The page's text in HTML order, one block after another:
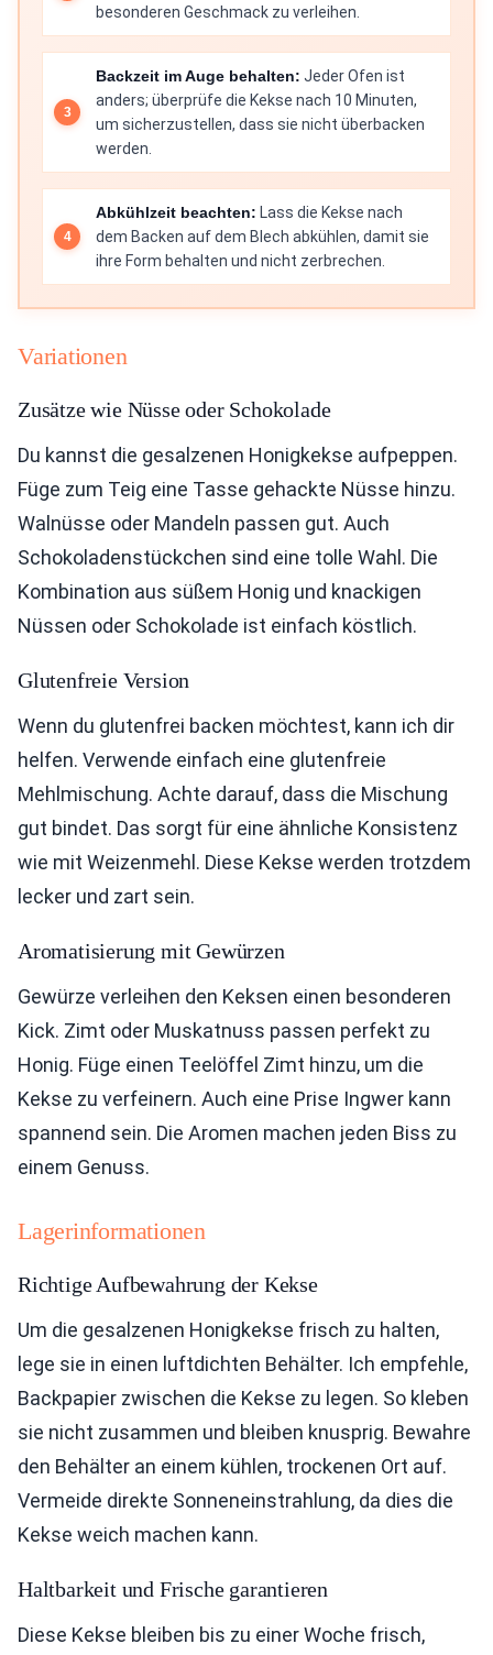
besonderen Geschmack zu verleihen.
Backzeit im Auge behalten: Jeder Ofen ist
anders; überprüfe die Kekse nach 10 Minuten,
um sicherzustellen, dass sie nicht überbacken
werden.
Abkühlzeit beachten: Lass die Kekse nach
dem Backen auf dem Blech abkühlen, damit sie
ihre Form behalten und nicht zerbrechen.
Variationen
Zusätze wie Nüsse oder Schokolade
Du kannst die gesalzenen Honigkekse aufpeppen.
Füge zum Teig eine Tasse gehackte Nüsse hinzu.
Walnüsse oder Mandeln passen gut. Auch
Schokoladenstückchen sind eine tolle Wahl. Die
Kombination aus süßem Honig und knackigen
Nüssen oder Schokolade ist einfach köstlich.
Glutenfreie Version
Wenn du glutenfrei backen möchtest, kann ich dir
helfen. Verwende einfach eine glutenfreie
Mehlmischung. Achte darauf, dass die Mischung
gut bindet. Das sorgt für eine ähnliche Konsistenz
wie mit Weizenmehl. Diese Kekse werden trotzdem
lecker und zart sein.
Aromatisierung mit Gewürzen
Gewürze verleihen den Keksen einen besonderen
Kick. Zimt oder Muskatnuss passen perfekt zu
Honig. Füge einen Teelöffel Zimt hinzu, um die
Kekse zu verfeinern. Auch eine Prise Ingwer kann
spannend sein. Die Aromen machen jeden Biss zu
einem Genuss.
Lagerinformationen
Richtige Aufbewahrung der Kekse
Um die gesalzenen Honigkekse frisch zu halten,
lege sie in einen luftdichten Behälter. Ich empfehle,
Backpapier zwischen die Kekse zu legen. So kleben
sie nicht zusammen und bleiben knusprig. Bewahre
den Behälter an einem kühlen, trockenen Ort auf.
Vermeide direkte Sonneneinstrahlung, da dies die
Kekse weich machen kann.
Haltbarkeit und Frische garantieren
Diese Kekse bleiben bis zu einer Woche frisch,